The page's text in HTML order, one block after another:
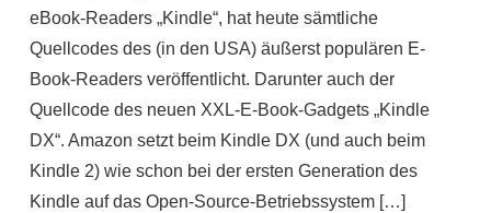
eBook-Readers „Kindle“, hat heute sämtliche
Quellcodes des (in den USA) äußerst populären E-
Book-Readers veröffentlicht. Darunter auch der
Quellcode des neuen XXL-E-Book-Gadgets „Kindle
DX“. Amazon setzt beim Kindle DX (und auch beim
Kindle 2) wie schon bei der ersten Generation des
Kindle auf das Open-Source-Betriebssystem […]